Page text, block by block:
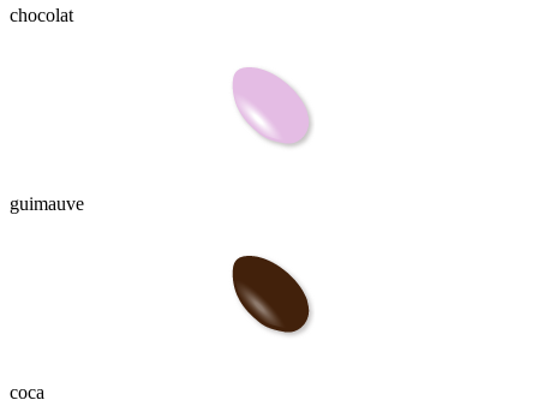
chocolat
guimauve
coca